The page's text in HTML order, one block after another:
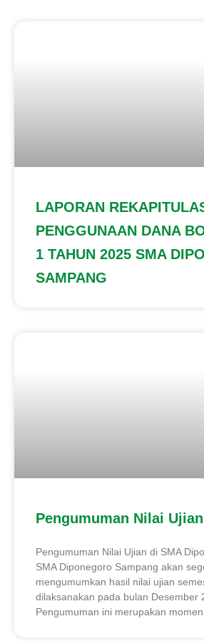
LAPORAN
PENGGUNAAN DANA
1 TAHUN 2025 SMA
SAMPANG
Pengumuman Nilai Ujian
Pengumuman Nilai Ujian di SMA
SMA Diponegoro Sampang akan
mengumumkan hasil nilai ujian
dilaksanakan pada bulan Desember
Pengumuman ini merupakan